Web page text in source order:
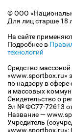
© ООО
Для лиц старше 18
На сайте
Подробнее в
технологий
Средство
«www.sportbox.ru»
по надзору в
и массовых
Свидетельство о
Эл № ФС77-72613
Название —
Учредитель